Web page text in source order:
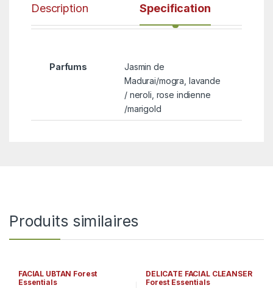
Description Specification
Parfums
Jasmin de
Madurai/mogra, lavande
/ neroli, rose indienne
/marigold
Produits similaires
FACIAL UBTAN Forest
Essentials
DELICATE FACIAL CLEANSER
Forest Essentials